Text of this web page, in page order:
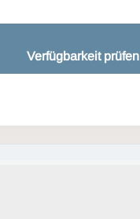
Verfügbarkeit prüfen